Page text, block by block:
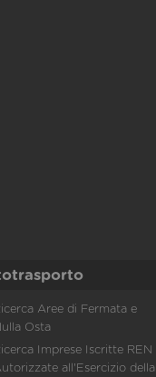
Aree di Fermata e
Osta
Imprese Iscritte REN
all'Esercizio della